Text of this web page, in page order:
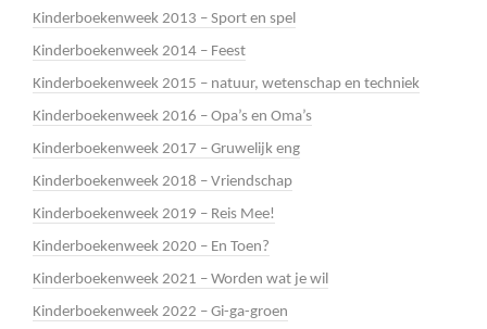
Kinderboekenweek 2013 – Sport en spel
Kinderboekenweek 2014 – Feest
Kinderboekenweek 2015 – natuur, wetenschap en techniek
Kinderboekenweek 2016 – Opa’s en Oma’s
Kinderboekenweek 2017 – Gruwelijk eng
Kinderboekenweek 2018 – Vriendschap
Kinderboekenweek 2019 – Reis Mee!
Kinderboekenweek 2020 – En Toen?
Kinderboekenweek 2021 – Worden wat je wil
Kinderboekenweek 2022 – Gi-ga-groen